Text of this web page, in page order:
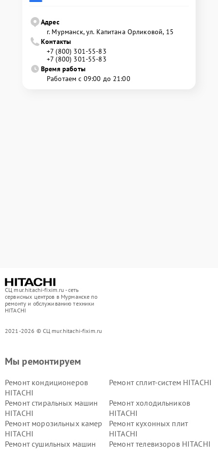
Адрес
г. Мурманск, ул. Капитана Орликовой, 15
Контакты
+7 (800) 301-55-83
+7 (800) 301-55-83
Время работы
Работаем с 09:00 до 21:00
СЦ mur.hitachi-fixim.ru - сеть
сервисных центров в Мурманске по
ремонту и обслуживанию техники
HITACHI
2021-2026 © СЦ mur.hitachi-fixim.ru
Мы ремонтируем
Ремонт кондиционеров
HITACHI
Ремонт сплит-систем HITACHI
Ремонт стиральных машин
HITACHI
Ремонт холодильников
HITACHI
Ремонт морозильных камер
HITACHI
Ремонт кухонных плит
HITACHI
Ремонт сушильных машин
Ремонт телевизоров HITACHI